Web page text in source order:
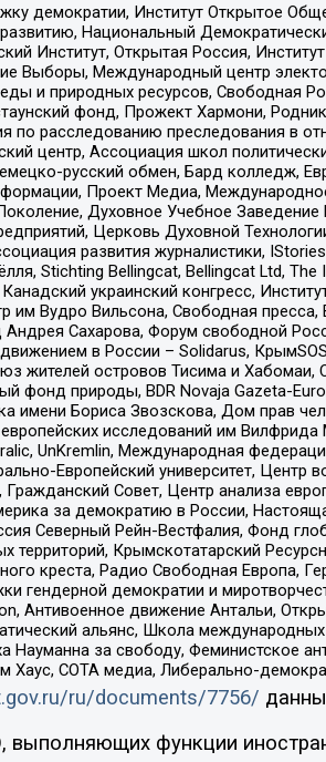
демократии, Институт Открытое
Национальный
Институт, Открытая Россия,
Выборы, Международный центр
и природных ресурсов, Свободная
фонд, Прожект Хармони,
по расследованию преследования в
центр, Ассоциация школ
русский обмен, Бард колледж,
Проект Медиа, Международное
Духовное Учебное
Церковь Духовной
развития журналистики,
Stichting Bellingcat, Bellingcat Ltd,
украинский конгресс,
Вудро Вильсона, Свободная
Сахарова, Форум свободной
в России – Solidarus,
жителей островов Тисима и
фонд природы, BDR Novaja Gazeta-
имени Бориса Звозскова, Дом прав
исследований им
UnKremlin, Международная
Европейский университет,
Совет, Центр анализа
за демократию в России,
Северный Рейн-Вестфалия, Фонд
территорий, Крымскотатарский
креста, Радио Свободная Европа,
гендерной демократии и
Антивоенное движение Антальи,
альянс, Школа
за свободу, Феминистское
Хаус, СОТА медиа, Либерально-
ru/documents/7756/
функции